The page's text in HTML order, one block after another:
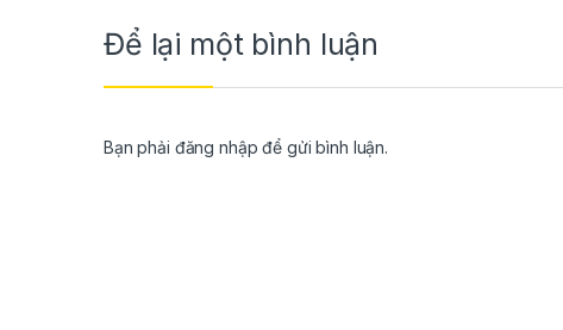
Để lại một bình luận
Bạn phải đăng nhập để gửi bình luận.